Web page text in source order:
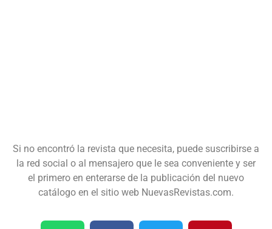
Si no encontró la revista que necesita, puede suscribirse a
la red social o al mensajero que le sea conveniente y ser
el primero en enterarse de la publicación del nuevo
catálogo en el sitio web NuevasRevistas.com.